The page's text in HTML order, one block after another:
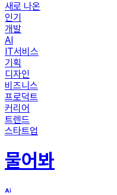
새로 나온
인기
개발
AI
IT서비스
기획
디자인
비즈니스
프로덕트
커리어
트렌드
스타트업
물어봐